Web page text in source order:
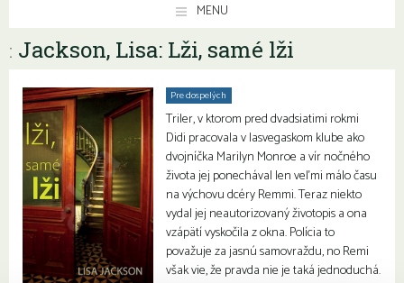
MENU
: Jackson, Lisa: Lži, samé lži
Pre dospelých
Triler, v ktorom pred dvadsiatimi rokmi
Didi pracovala v lasvegaskom klube ako
dvojníčka Marilyn Monroe a vír nočného
života jej ponechával len veľmi málo času
na výchovu dcéry Remmi. Teraz niekto
vydal jej neautorizovaný životopis a ona
vzápätí vyskočila z okna. Polícia to
považuje za jasnú samovraždu, no Remi
však vie, že pravda nie je taká jednoduchá.